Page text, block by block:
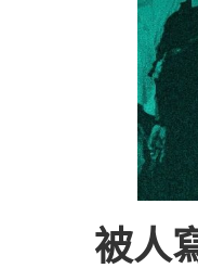
報
導
刪
被人